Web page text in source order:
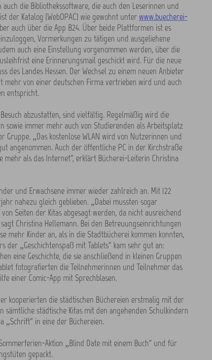
die Bibliothekssoftware, die auch den Leserinnen und
der Katalog (WebOPAC) wie gewohnt unterwww.buecherei-
auch über die App B24. Über beide Plattformen ist es
Vormerkungen zu tätigen und ausgeliehene
auch eine Einstellung vorgenommen werden, über die
eine Erinnerungsmail geschickt wird. Für die neue
des Landes Hessen. Der Wechsel zu einem neuen Anbieter
mehr von einer deutschen Firma vertrieben wird und auch
entspricht.
abzustatten, sind vielfältig. Regelmäßig wird die
sowie immer mehr auch von Studierenden als Arbeitsplatz
„Das kostenlose WLAN wird von Nutzerinnen und
angenommen. Auch der öffentliche PC in der Kirchstraße
als das Internet“, erklärt Bücherei-Leiterin Christina
und Erwachsene immer wieder zahlreich an. Mit 122
nahezu gleich geblieben. „Dabei mussten sogar
Seiten der Kitas abgesagt werden, da nicht ausreichend
Christina Hellemann. Bei den Betreuungseinrichtungen
mehr Kinder an, als in die Stadtbücherei kommen konnten,
der „Geschichtenspaß mit Tablets“ kam sehr gut an:
eine Geschichte, die sie anschließend in kleinen Gruppen
fotografierten die Teilnehmerinnen und Teilnehmer das
einer Comic-App mit Sprechblasen.
kooperierten die städtischen Büchereien erstmalig mit der
sämtliche städtische Kitas mit den angehenden Schulkindern
„Schrift“ in eine der Büchereien.
Aktion „Blind Date mit einem Buch“ und für
gepackt.